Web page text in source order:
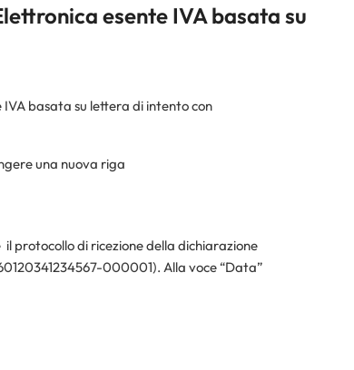
esente IVA basata su
basata su lettera di intento con
una nuova riga
il protocollo di ricezione della dichiarazione
000001). Alla voce “Data”